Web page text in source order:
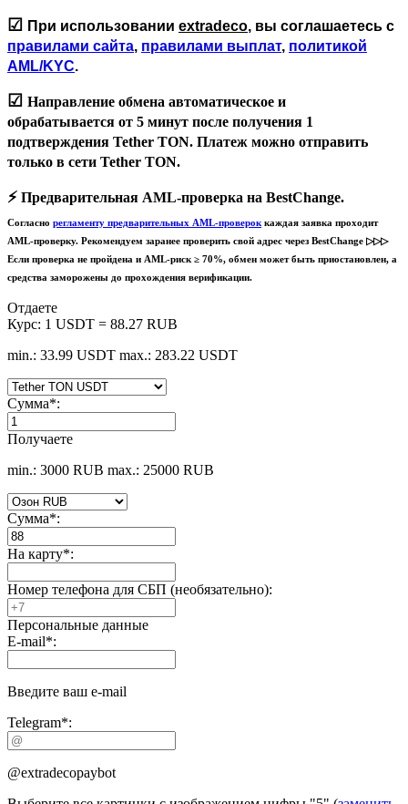
☑ При использовании extradeco, вы соглашаетесь с
правилами сайта, правилами выплат, политикой
AML/KYC.
☑ Направление обмена автоматическое и
обрабатывается от 5 минут после получения 1
подтверждения Tether TON. Платеж можно отправить
только в сети Tether TON.
⚡️ Предварительная AML-проверка на BestChange.
Согласно регламенту предварительных AML-проверок каждая заявка проходит
AML-проверку. Рекомендуем заранее проверить свой адрес через BestChange ▷▷▷
Если проверка не пройдена и AML-риск ≥ 70%, обмен может быть приостановлен, а
средства заморожены до прохождения верификации.
Отдаете
Курс: 1 USDT = 88.27 RUB
min.: 33.99 USDT max.: 283.22 USDT
Сумма*:
Получаете
min.: 3000 RUB max.: 25000 RUB
Сумма*:
На карту*:
Номер телефона для СБП (необязательно):
Персональные данные
E-mail*:
Введите ваш e-mail
Telegram*:
@extradecopaybot